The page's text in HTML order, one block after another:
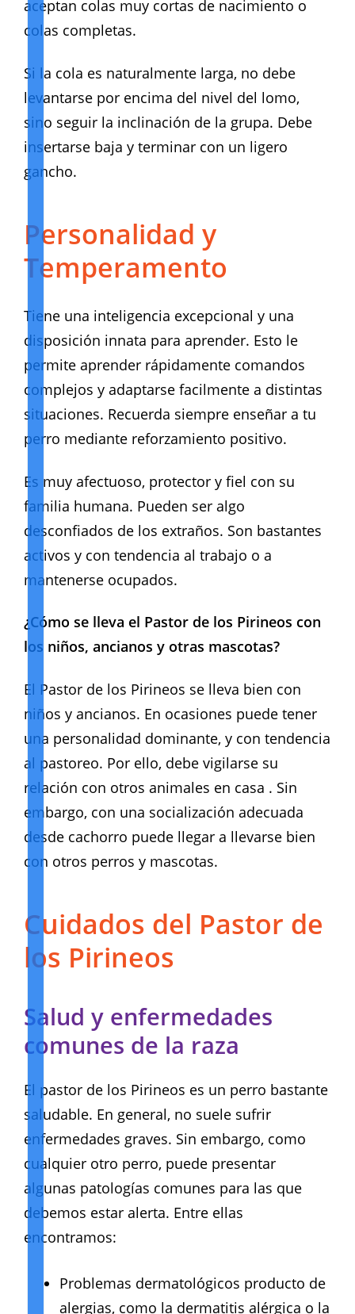
aceptan colas muy cortas de nacimiento o
colas completas.
Si la cola es naturalmente larga, no debe
levantarse por encima del nivel del lomo,
sino seguir la inclinación de la grupa. Debe
insertarse baja y terminar con un ligero
gancho.
Personalidad y
Temperamento
Tiene una inteligencia excepcional y una
disposición innata para aprender. Esto le
permite aprender rápidamente comandos
complejos y adaptarse facilmente a distintas
situaciones. Recuerda siempre enseñar a tu
perro mediante reforzamiento positivo.
Es muy afectuoso, protector y fiel con su
familia humana. Pueden ser algo
desconfiados de los extraños. Son bastantes
activos y con tendencia al trabajo o a
mantenerse ocupados.
¿Cómo se lleva el Pastor de los Pirineos con
los niños, ancianos y otras mascotas?
El Pastor de los Pirineos se lleva bien con
niños y ancianos. En ocasiones puede tener
una personalidad dominante, y con tendencia
al pastoreo. Por ello, debe vigilarse su
relación con otros animales en casa . Sin
embargo, con una socialización adecuada
desde cachorro puede llegar a llevarse bien
con otros perros y mascotas.
Cuidados del Pastor de
los Pirineos
Salud y enfermedades
comunes de la raza
El pastor de los Pirineos es un perro bastante
saludable. En general, no suele sufrir
enfermedades graves. Sin embargo, como
cualquier otro perro, puede presentar
algunas patologías comunes para las que
debemos estar alerta. Entre ellas
encontramos:
Problemas dermatológicos producto de
alergias, como la dermatitis alérgica o la